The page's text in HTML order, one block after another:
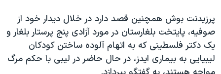
اسرائیل در جنگ
گالری عکس
آرشیو پخش زنده
ورزش زنان در ایران
اعتراضات زن، زندگی، آزادی
مجموعه مستندهای دادخواهی
تریبونال مردمی آبان ۹۸
زبانهای مختلف
پرزيدنت بوش همچنين قصد دارد در خلال ديدار خود از
صوفيه، پايتخت بلغارستان در مورد آزادی پنج پرستار بلغار و
يک دکتر فلسطينی که به اتهام آلوده ساختن کودکان
ليبيايی به بيماری ايدز، در حال حاضر در ليبی با حکم مرگ